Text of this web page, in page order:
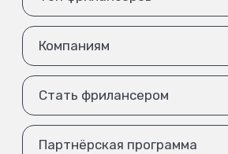
Компаниям
Стать фрилансером
Партнёрская программа